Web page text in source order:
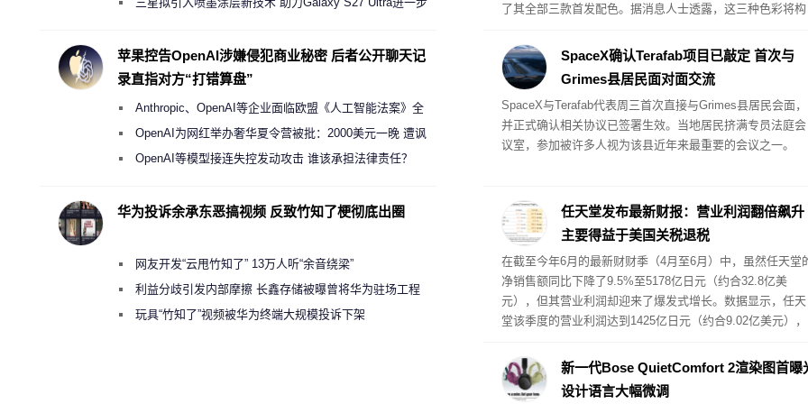
了其全部三款首发配色。据消息人士透露，这三种色彩将构
SpaceX确认Terafab项目已敲定 首次与
Grimes县居民面对面交流
SpaceX与Terafab代表周三首次直接与Grimes县居民会面，
并正式确认相关协议已签署生效。当地居民挤满专员法庭会
议室，参加被许多人视为该县近年来最重要的会议之一。
任天堂发布最新财报：营业利润翻倍飙升
主要得益于美国关税退税
在截至今年6月的最新财财季（4月至6月）中，虽然任天堂
净销售额同比下降了9.5%至5178亿日元（约合32.8亿美
元），但其营业利润却迎来了爆发式增长。数据显示，任天
堂该季度的营业利润达到1425亿日元（约合9.02亿美元），
新一代Bose QuietComfort 2渲染图首曝
设计语言大幅微调
苹果控告OpenAI涉嫌侵犯商业秘密 后者公开聊天记
录直指对方“打错算盘”
Anthropic、OpenAI等企业面临欧盟《人工智能法案》全
新执法权限审查
OpenAI为网红举办奢华夏令营被批：2000美元一晚 遭讽
“反乌托邦”
OpenAI等模型接连失控发动攻击 谁该承担法律责任？
华为投诉余承东恶搞视频 反致竹知了梗彻底出圈
网友开发“云甩竹知了” 13万人听“余音绕梁”
利益分歧引发内部摩擦 长鑫存储被曝曾将华为驻场工程
师驱逐出研发基地
玩具“竹知了”视频被华为终端大规模投诉下架